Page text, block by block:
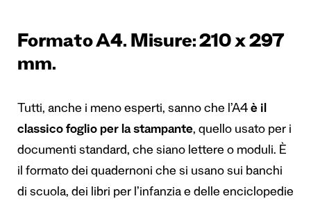
Formato A4. Misure: 210 x 297
mm.
Tutti, anche i meno esperti, sanno che l’A4 è il
classico foglio per la stampante, quello usato per i
documenti standard, che siano lettere o moduli. È
il formato dei quadernoni che si usano sui banchi
di scuola, dei libri per l’infanzia e delle enciclopedie